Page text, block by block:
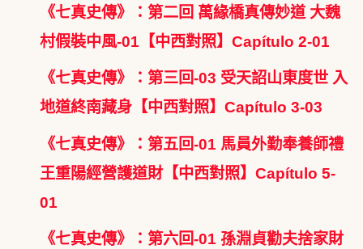
《七真史傳》：第二回 萬緣橋真傳妙道 大魏
村假裝中風-01【中西對照】Capítulo 2-01
《七真史傳》：第三回-03 受天詔山東度世 入
地道終南藏身【中西對照】Capítulo 3-03
《七真史傳》：第五回-01 馬員外勤奉養師禮
王重陽經營護道財【中西對照】Capítulo 5-
01
《七真史傳》：第六回-01 孫淵貞勸夫捨家財